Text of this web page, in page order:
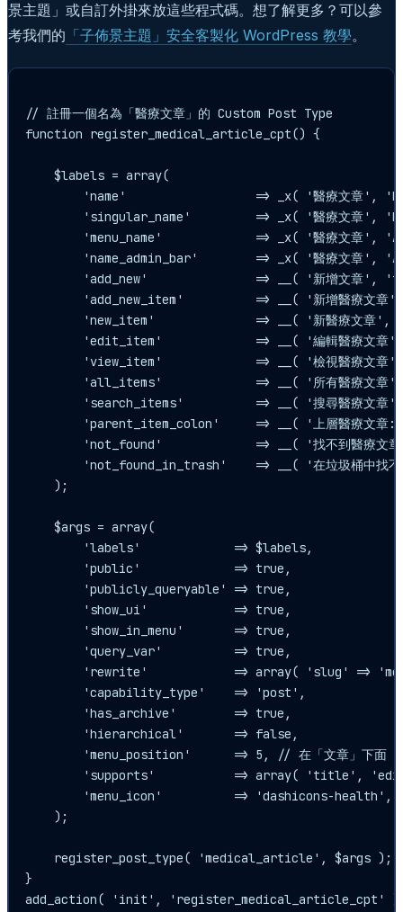
景主題」或自訂外掛來放這些程式碼。想了解更多？可以參
考我們的 「子佈景主題」安全客製化 WordPress 教學。
// 註冊一個名為「醫療文章」的 Custom Post Type
function register_medical_article_cpt() {
    $labels = array(
'name'                  => _x( '醫療文章',
'singular_name'         => _x( '醫療文章',
'menu_name'             => _x( '醫療文章',
'name_admin_bar'        => _x( '醫療文章',
'add_new'               => __( '新增文章',
'add_new_item'          => __( '新增醫療文章
'new_item'              => __( '新醫療文章',
'edit_item'             => __( '編輯醫療文章
'view_item'             => __( '檢視醫療文章
'all_items'             => __( '所有醫療文章
'search_items'          => __( '搜尋醫療文章
'parent_item_colon'     => __( '上層醫療文章
'not_found'             => __( '找不到醫療文
'not_found_in_trash'    => __( '在垃圾桶中找
    );
    $args = array(
        'labels'             => $labels,
        'public'             => true,
        'publicly_queryable' => true,
        'show_ui'            => true,
        'show_in_menu'       => true,
        'query_var'          => true,
'rewrite'            => array( 'slug' =>
        'capability_type'    => 'post',
        'has_archive'        => true,
        'hierarchical'       => false,
        'menu_position'      => 5, // 在「文章」下面
'supports'           => array( 'title',
        'menu_icon'          => 'dashicons-health',
    );
    register_post_type( 'medical_article', $args );
}